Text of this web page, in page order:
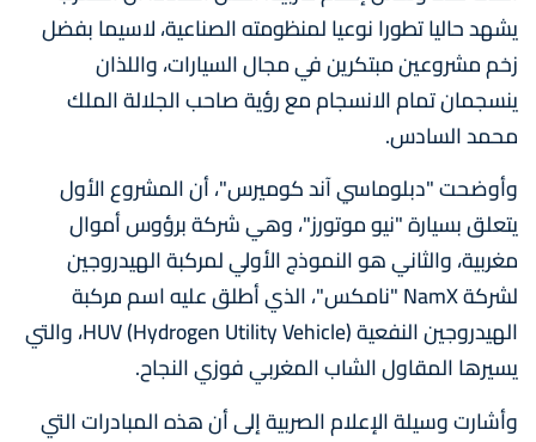
يشهد حاليا تطورا نوعيا لمنظومته الصناعية، لاسيما بفضل
زخم مشروعين مبتكرين في مجال السيارات، واللذان
ينسجمان تمام الانسجام مع رؤية صاحب الجلالة الملك
محمد السادس.
وأوضحت "دبلوماسي آند كوميرس"، أن المشروع الأول
يتعلق بسيارة "نيو موتورز"، وهي شركة برؤوس أموال
مغربية، والثاني هو النموذج الأولي لمركبة الهيدروجين
لشركة NamX "نامكس"، الذي أطلق عليه اسم مركبة
الهيدروجين النفعية HUV (Hydrogen Utility Vehicle)، والتي
يسيرها المقاول الشاب المغربي فوزي النجاح.
وأشارت وسيلة الإعلام الصربية إلى أن هذه المبادرات التي